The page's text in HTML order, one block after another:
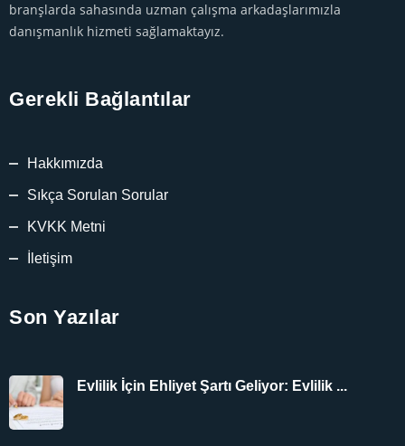
branşlarda sahasında uzman çalışma arkadaşlarımızla
danışmanlık hizmeti sağlamaktayız.
Gerekli Bağlantılar
Hakkımızda
Sıkça Sorulan Sorular
KVKK Metni
İletişim
Son Yazılar
Evlilik İçin Ehliyet Şartı Geliyor: Evlilik ...